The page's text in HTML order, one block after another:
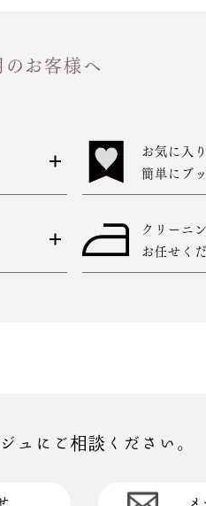
お客様へ
お気に入
簡単にブ
クリーニ
お任せく
ュにご相談ください。